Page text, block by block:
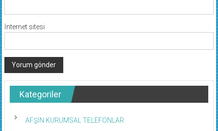
İnternet sitesi
Kategoriler
AFŞİN KURUMSAL TELEFONLAR